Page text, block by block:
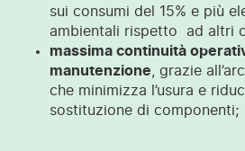
sui consumi del 15% e più
ambientali rispetto ad altri
massima continuità
manutenzione , grazie
che minimizza l’usura e
sostituzione di componenti;